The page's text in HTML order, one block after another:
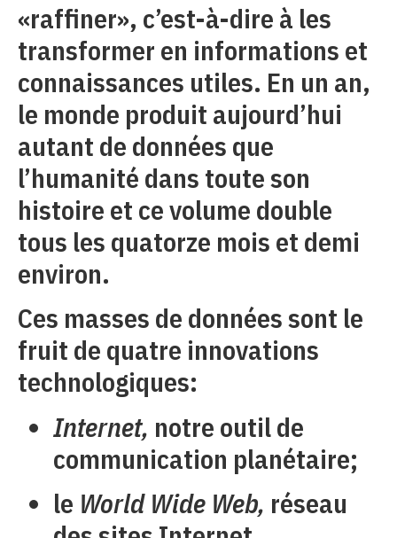
«raffiner», c’est-à-dire à les
transformer en informations et
connaissances utiles. En un an,
le monde produit aujourd’hui
autant de données que
l’humanité dans toute son
histoire et ce volume double
tous les quatorze mois et demi
environ.
Ces masses de données sont le
fruit de quatre innovations
technologiques:
Internet, notre outil de
communication planétaire;
le World Wide Web, réseau